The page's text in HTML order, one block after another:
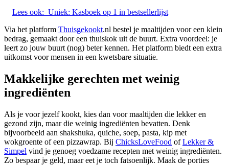
Lees ook: Uniek: Kasboek op 1 in bestsellerlijst
Via het platform Thuisgekookt.nl bestel je maaltijden voor een klein
bedrag, gemaakt door een thuiskok uit de buurt. Extra voordeel: je
leert zo jouw buurt (nog) beter kennen. Het platform biedt een extra
uitkomst voor mensen in een kwetsbare situatie.
Makkelijke gerechten met weinig
ingrediënten
Als je voor jezelf kookt, kies dan voor maaltijden die lekker en
gezond zijn, maar die weinig ingrediënten bevatten. Denk
bijvoorbeeld aan shakshuka, quiche, soep, pasta, kip met
wokgroente of een pizzawrap. Bij ChicksLoveFood ofLekker &
Simpel vind je genoeg voedzame recepten met weinig ingrediënten.
Zo bespaar je geld, maar eet je toch fatsoenlijk. Maak de porties